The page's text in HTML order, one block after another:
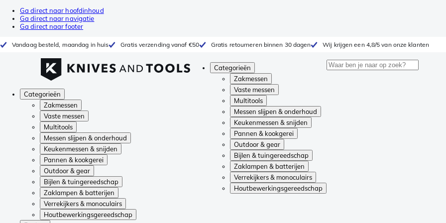
Ga direct naar hoofdinhoud
Ga direct naar navigatie
Ga direct naar footer
Vandaag besteld, maandag in huis Gratis verzending vanaf €50 Gratis retourneren binnen 30 dagen Wij krijgen een 4,8/5 van onze klanten
Categorieën
Zakmessen
Vaste messen
Multitools
Messen slijpen & onderhoud
Keukenmessen & snijden
Pannen & kookgerei
Outdoor & gear
Bijlen & tuingereedschap
Zaklampen & batterijen
Verrekijkers & monoculairs
Houtbewerkingsgereedschap
Categorieën
Zakmessen
Vaste messen
Multitools
Messen slijpen & onderhoud
Keukenmessen & snijden
Pannen & kookgerei
Outdoor & gear
Bijlen & tuingereedschap
Zaklampen & batterijen
Verrekijkers & monoculairs
Houtbewerkingsgereedschap